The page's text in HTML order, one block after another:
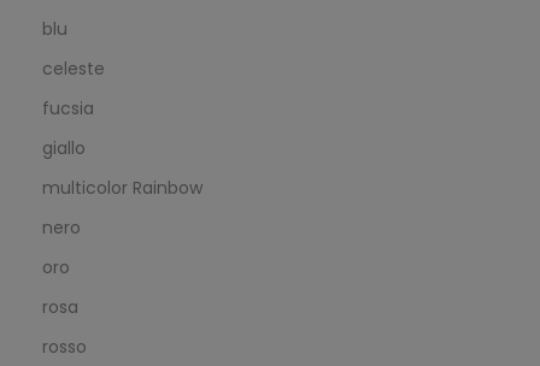
blu
celeste
fucsia
giallo
multicolor Rainbow
nero
oro
rosa
rosso